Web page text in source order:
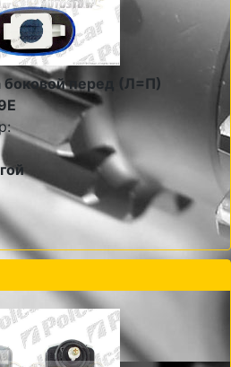
боковой перед (Л=П)